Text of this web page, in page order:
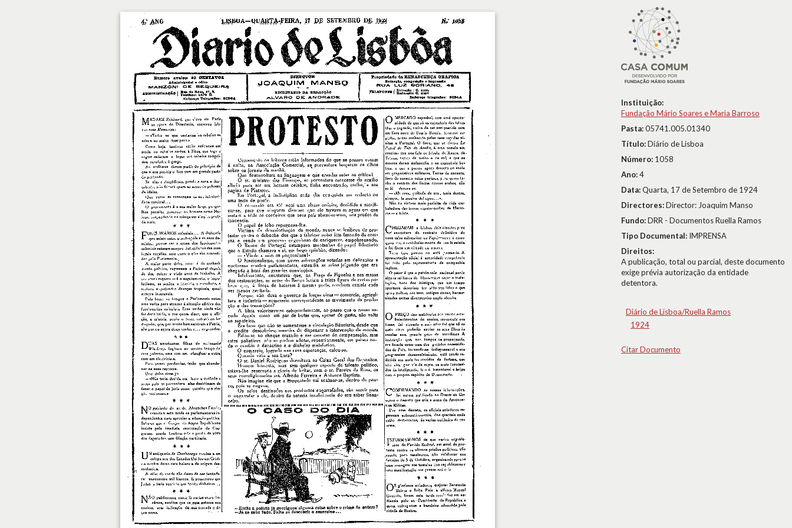
Instituição:
Fundação Mário Soares e Maria Barroso
Pasta:05741.005.01340
Título:Diário de Lisboa
Número: 1058
Ano:4
Data:Quarta, 17 de Setembro de 1924
Directores:Director: Joaquim Manso
Fundo:DRR - Documentos Ruella Ramos
Tipo Documental: IMPRENSA
Direitos:
A publicação, total ou parcial, deste documento
exige prévia autorização da entidade
detentora.
Diário de Lisboa/Ruella Ramos
1924
Citar Documento